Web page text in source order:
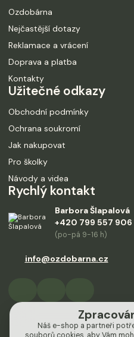
Ozdobárna
Nejčastější dotazy
Reklamace a vrácení
Doprava a platba
Kontakty
Užitečné odkazy
Obchodní podmínky
Ochrana soukromí
Jak nakupovat
Pro školky
Návody a videa
Rychlý kontakt
Barbora Šlapalová
+420 799 557 906
(po-pá 9-16 h)
info@ozdobarna.cz
Náš e-shop a partneři
souborů cookies, aby Vám